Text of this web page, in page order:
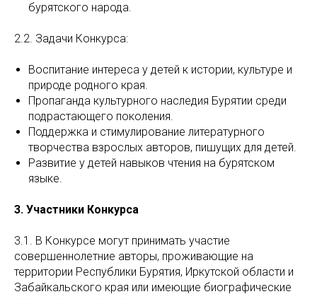
бурятского народа.
2.2. Задачи Конкурса:
Воспитание интереса у детей к истории, культуре и
природе родного края.
Пропаганда культурного наследия Бурятии среди
подрастающего поколения.
Поддержка и стимулирование литературного
творчества взрослых авторов, пишущих для детей.
Развитие у детей навыков чтения на бурятском
языке.
3. Участники Конкурса
3.1. В Конкурсе могут принимать участие
совершеннолетние авторы, проживающие на
территории Республики Бурятия, Иркутской области и
Забайкальского края или имеющие биографические